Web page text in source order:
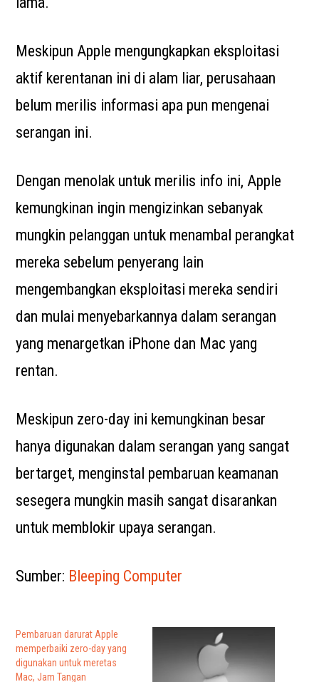
Meskipun Apple mengungkapkan eksploitasi
aktif kerentanan ini di alam liar, perusahaan
belum merilis informasi apa pun mengenai
serangan ini.
Dengan menolak untuk merilis info ini, Apple
kemungkinan ingin mengizinkan sebanyak
mungkin pelanggan untuk menambal perangkat
mereka sebelum penyerang lain
mengembangkan eksploitasi mereka sendiri
dan mulai menyebarkannya dalam serangan
yang menargetkan iPhone dan Mac yang
rentan.
Meskipun zero-day ini kemungkinan besar
hanya digunakan dalam serangan yang sangat
bertarget, menginstal pembaruan keamanan
sesegera mungkin masih sangat disarankan
untuk memblokir upaya serangan.
Sumber: Bleeping Computer
Pembaruan darurat Apple
memperbaiki zero-day yang
digunakan untuk meretas
Mac, Jam Tangan